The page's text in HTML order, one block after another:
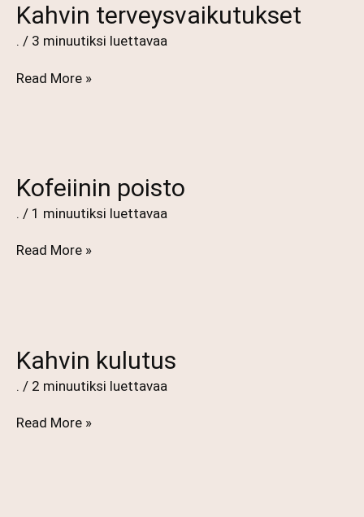
Kahvin terveysvaikutukset
. / 3 minuutiksi luettavaa
Kahvin
Read More »
Kofeiinin poisto
. / 1 minuutiksi luettavaa
Kofeiinin
Read More »
Kahvin kulutus
. / 2 minuutiksi luettavaa
Kahvin
Read More »